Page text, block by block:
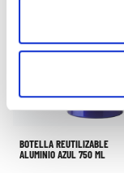
BOTELLA REUTILIZABLE
ALUMINIO AZUL 750 ML